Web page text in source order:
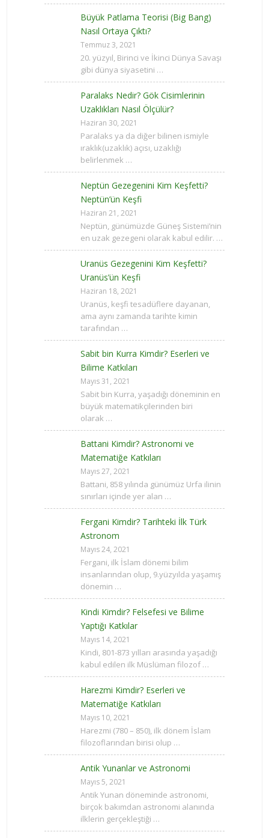
Büyük Patlama Teorisi (Big Bang)
Nasıl Ortaya Çıktı?
Temmuz 3, 2021
20. yüzyıl, Birinci ve İkinci Dünya Savaşı
gibi dünya siyasetini …
Paralaks Nedir? Gök Cisimlerinin
Uzaklıkları Nasıl Ölçülür?
Haziran 30, 2021
Paralaks ya da diğer bilinen ismiyle
ıraklık(uzaklık) açısı, uzaklığı
belirlenmek …
Neptün Gezegenini Kim Keşfetti?
Neptün’ün Keşfi
Haziran 21, 2021
Neptün, günümüzde Güneş Sistemi’nin
en uzak gezegeni olarak kabul edilir. …
Uranüs Gezegenini Kim Keşfetti?
Uranüs’ün Keşfi
Haziran 18, 2021
Uranüs, keşfi tesadüflere dayanan,
ama aynı zamanda tarihte kimin
tarafından …
Sabit bin Kurra Kimdir? Eserleri ve
Bilime Katkıları
Mayıs 31, 2021
Sabit bin Kurra, yaşadığı döneminin en
büyük matematikçilerinden biri
olarak …
Battani Kimdir? Astronomi ve
Matematiğe Katkıları
Mayıs 27, 2021
Battani, 858 yılında günümüz Urfa ilinin
sınırları içinde yer alan …
Fergani Kimdir? Tarihteki İlk Türk
Astronom
Mayıs 24, 2021
Fergani, ilk İslam dönemi bilim
insanlarından olup, 9.yüzyılda yaşamış
dönemin …
Kindi Kimdir? Felsefesi ve Bilime
Yaptığı Katkılar
Mayıs 14, 2021
Kindi, 801-873 yılları arasında yaşadığı
kabul edilen ilk Müslüman filozof …
Harezmi Kimdir? Eserleri ve
Matematiğe Katkıları
Mayıs 10, 2021
Harezmi (780 – 850), ilk dönem İslam
filozoflarından birisi olup …
Antik Yunanlar ve Astronomi
Mayıs 5, 2021
Antik Yunan döneminde astronomi,
birçok bakımdan astronomi alanında
ilklerin gerçekleştiği …